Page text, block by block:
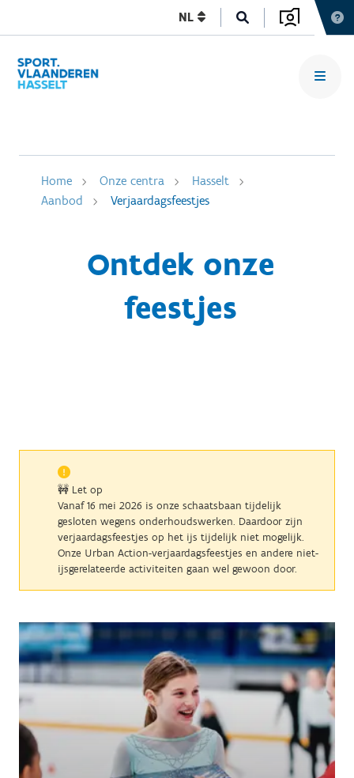
NL
Home Onze centra
Hasselt
Aanbod
Verjaardagsfeestjes
Ontdek onze
feestjes
🚧 Let op
Vanaf 16 mei 2026 is onze schaatsbaan tijdelijk
gesloten wegens onderhoudswerken. Daardoor zijn
verjaardagsfeestjes op het ijs tijdelijk niet mogelijk.
Onze Urban Action-verjaardagsfeestjes en andere niet-
ijsgerelateerde activiteiten gaan wel gewoon door.